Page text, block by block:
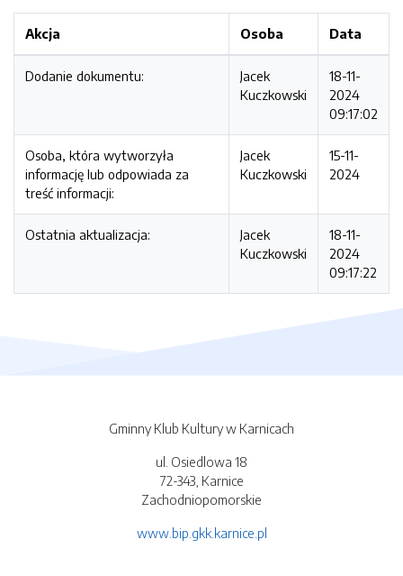
Akcja Osoba Data
Dodanie dokumentu:
Jacek
Kuczkowski
18-11-
2024
09:17:02
Osoba, która wytworzyła
informację lub odpowiada za
treść informacji:
Jacek
Kuczkowski
15-11-
2024
Ostatnia aktualizacja:
Jacek
Kuczkowski
18-11-
2024
09:17:22
Gminny Klub Kultury w Karnicach
ul. Osiedlowa 18
72-343, Karnice
Zachodniopomorskie
www.bip.gkk.karnice.pl